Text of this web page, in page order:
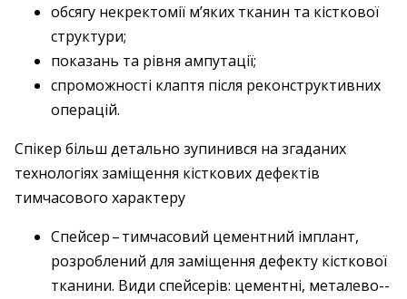
обсягу некректомії м’яких тканин та кіст­кової
структури;
показань та рівня ампутації;
спроможності клаптя після реконструктивних
операцій.
Спікер більш детально зупинився на згаданих
технологіях заміщення кісткових дефектів
тимчасового характеру
Спейсер – ​тимчасовий цементний імплант,
розроблений для заміщення дефекту кісткової
тканини. Види спейсерів: цементні, металево-­